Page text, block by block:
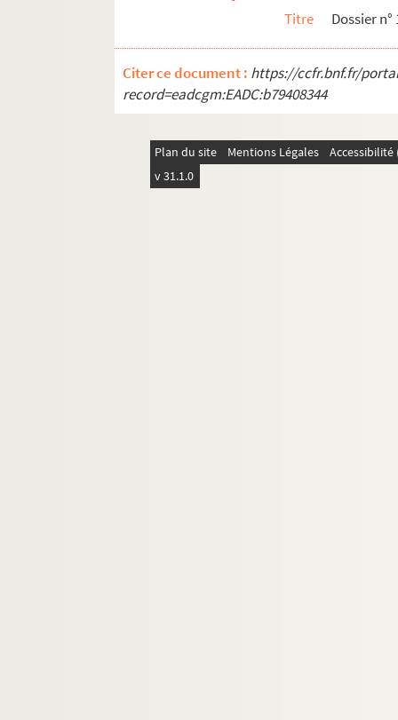
16e arrondissement
17e arrondissement
18e arrondissement
19e arrondissement
Titre Dossier n°
Citer ce document : https://ccfr.bnf.fr/
record=eadcgm:EADC:b79408344
Plan du site Mentions Légales
v 31.1.0